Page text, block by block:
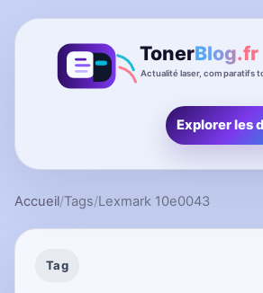
Explorer les
Accueil/Tags/Lexmark 10e0043
Tag